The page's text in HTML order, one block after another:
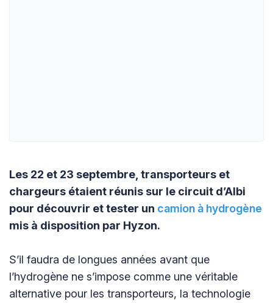
Les 22 et 23 septembre, transporteurs et
chargeurs étaient réunis sur le circuit d’Albi
pour découvrir et tester un camion à hydrogène
mis à disposition par Hyzon.
S’il faudra de longues années avant que
l’hydrogène ne s’impose comme une véritable
alternative pour les transporteurs, la technologie